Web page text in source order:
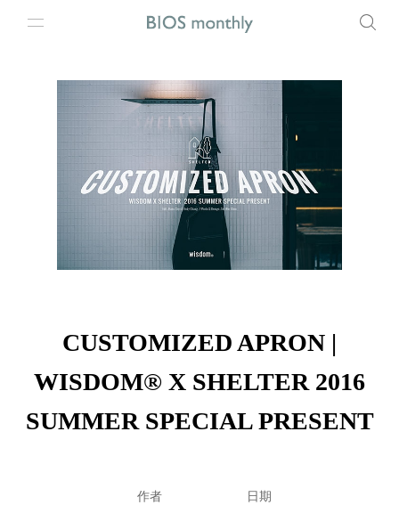
CUSTOMIZED APRON |
WISDOM® X SHELTER 2016
SUMMER SPECIAL PRESENT
作者 日期